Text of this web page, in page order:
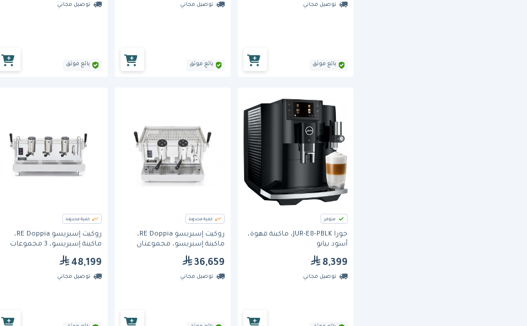
توصيل مجاني
بائع موثق
توصيل مجاني
بائع موثق
توصيل مجاني
بائع موثق
متوفر
جورا JUR-E8-PBLK، ماكينة قهوة،
أسود بيانو
8,399
توصيل مجاني
كمية محدودة
روكيت إسبريسو RE Doppia،
ماكينة إسبريسو، مجموعتان
36,659
توصيل مجاني
كمية محدودة
روكيت إسبريسو RE Doppia،
ماكينة إسبريسو، 3 مجموعات
48,199
توصيل مجاني